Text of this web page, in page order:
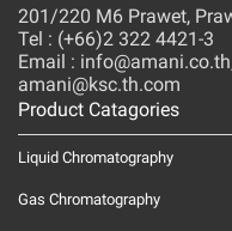
201/220 M6 Prawet,
Tel : (+66)2 322 4421-3
Email :
amani@ksc.th.com
Product Catagories
Liquid Chromatography
Gas Chromatography